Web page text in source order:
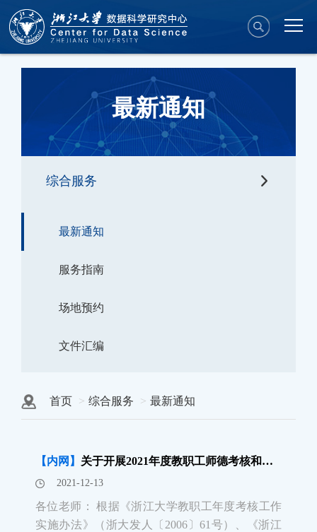
最新通知
综合服务
最新通知
服务指南
场地预约
文件汇编
首页 综合服务 最新通知
【内网】 关于开展2021年度教职工师德考核和年度考核工作的通知
2021-12-13
各位老师： 根据《浙江大学教职工年度考核工作
实施办法》（浙大发人〔2006〕61号）、《浙江